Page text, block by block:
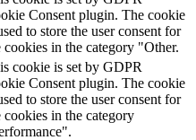
Consent plugin. The cookie
to store the user consent for
cookies in the category "Other.
cookie is set by GDPR
Consent plugin. The cookie
to store the user consent for
cookies in the category